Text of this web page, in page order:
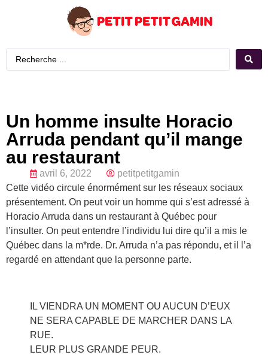
Un homme insulte Horacio
Arruda pendant qu’il mange
au restaurant
avril 6, 2022
petitpetitgamin
Cette vidéo circule énormément sur les réseaux sociaux
présentement. On peut voir un homme qui s’est adressé à
Horacio Arruda dans un restaurant à Québec pour
l’insulter. On peut entendre l’individu lui dire qu’il a mis le
Québec dans la m*rde. Dr. Arruda n’a pas répondu, et il l’a
regardé en attendant que la personne parte.
IL VIENDRA UN MOMENT OU AUCUN D’EUX
NE SERA CAPABLE DE MARCHER DANS LA
RUE.
LEUR PLUS GRANDE PEUR.